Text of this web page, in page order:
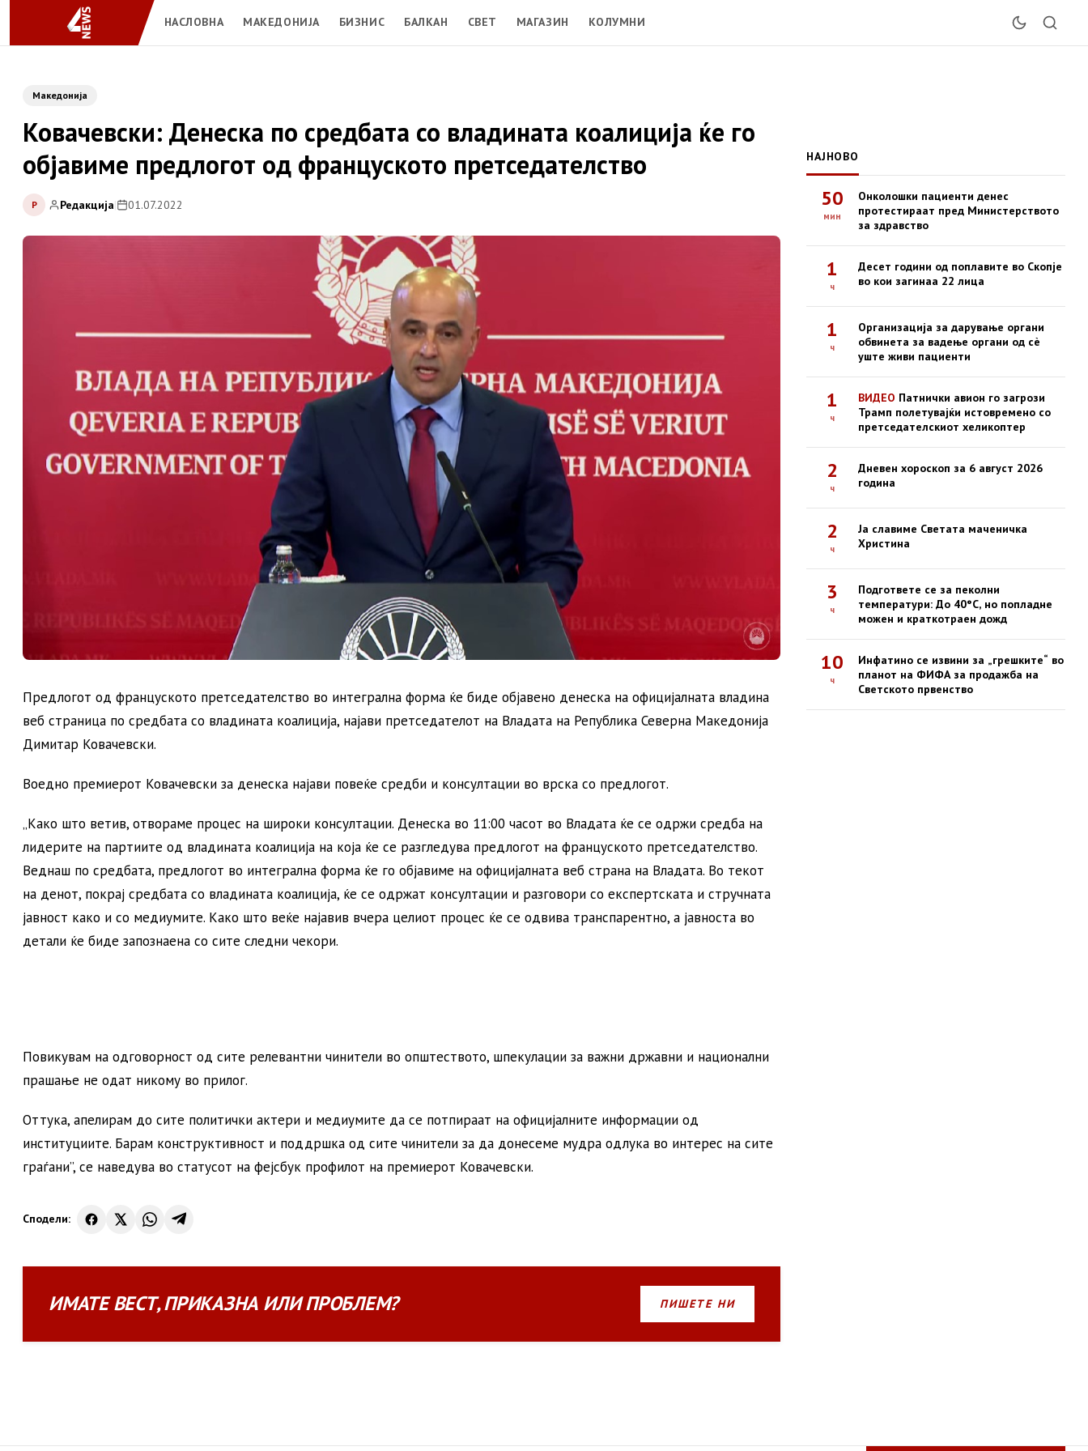
НАСЛОВНА МАКЕДОНИЈА БИЗНИС БАЛКАН СВЕТ МАГАЗИН КОЛУМНИ
Македонија
Ковачевски: Денеска по средбата со владината коалиција ќе го
објавиме предлогот од француското претседателство
Р Редакција| 01.07.2022
Предлогот од француското претседателство во интегрална форма ќе биде објавено денеска на официјалната владина
веб страница по средбата со владината коалиција, најави претседателот на Владата на Република Северна Македонија
Димитар Ковачевски.
Воедно премиерот Ковачевски за денеска најави повеќе средби и консултации во врска со предлогот.
„Како што ветив, отвораме процес на широки консултации. Денеска во 11:00 часот во Владата ќе се одржи средба на
лидерите на партиите од владината коалиција на која ќе се разгледува предлогот на француското претседателство.
Веднаш по средбата, предлогот во интегрална форма ќе го објавиме на официјалната веб страна на Владата. Во текот
на денот, покрај средбата со владината коалиција, ќе се одржат консултации и разговори со експертската и стручната
јавност како и со медиумите. Како што веќе најавив вчера целиот процес ќе се одвива транспарентно, а јавноста во
детали ќе биде запознаена со сите следни чекори.
Повикувам на одговорност од сите релевантни чинители во општеството, шпекулации за важни државни и национални
прашање не одат никому во прилог.
Оттука, апелирам до сите политички актери и медиумите да се потпираат на официјалните информации од
институциите. Барам конструктивност и поддршка од сите чинители за да донесеме мудра одлука во интерес на сите
граѓани”, се наведува во статусот на фејсбук профилот на премиерот Ковачевски.
Сподели:
ИМАТЕВЕСТ,ПРИКАЗНА ИЛИПРОБЛЕМ? ПИШЕТЕ НИ
НАЈНОВО
50
мин
Онколошки пациенти денес
протестираат пред Министерството
за здравство
1
ч
Десет години од поплавите во Скопје
во кои загинаа 22 лица
1
ч
Организација за дарување органи
обвинета за вадење органи од сè
уште живи пациенти
1
ч
ВИДЕО Патнички авион го загрози
Трамп полетувајќи истовремено со
претседателскиот хеликоптер
2
ч
Дневен хороскоп за 6 август 2026
година
2
ч
Ја славиме Светата маченичка
Христина
3
ч
Подгответе се за пеколни
температури: До 40°C, но попладне
можен и краткотраен дожд
10
ч
Инфатино се извини за „грешките“ во
планот на ФИФА за продажба на
Светското првенство